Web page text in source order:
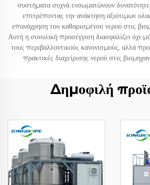
συστήματα συχνά ενσωματώνουν
επιτρέποντας την ανάκτηση αξιότιμων
επανάχρηση του καθαρισμένου νερού στις
Αυτή η συνολική προσέγγιση διασφαλίζει
τους περιβαλλοντικούς κανονισμούς, αλλά
πρακτικές διαχείρισης νερού στις
Δημοφιλή